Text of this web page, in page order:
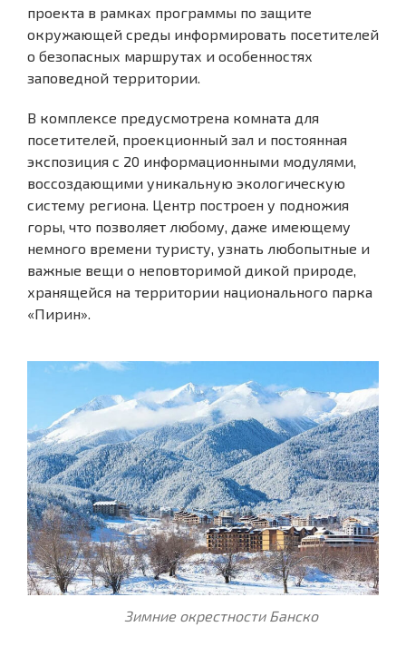
проекта в рамках программы по защите
окружающей среды информировать посетителей
о безопасных маршрутах и особенностях
заповедной территории.
В комплексе предусмотрена комната для
посетителей, проекционный зал и постоянная
экспозиция с 20 информационными модулями,
воссоздающими уникальную экологическую
систему региона. Центр построен у подножия
горы, что позволяет любому, даже имеющему
немного времени туристу, узнать любопытные и
важные вещи о неповторимой дикой природе,
хранящейся на территории национального парка
«Пирин».
Зимние окрестности Банско